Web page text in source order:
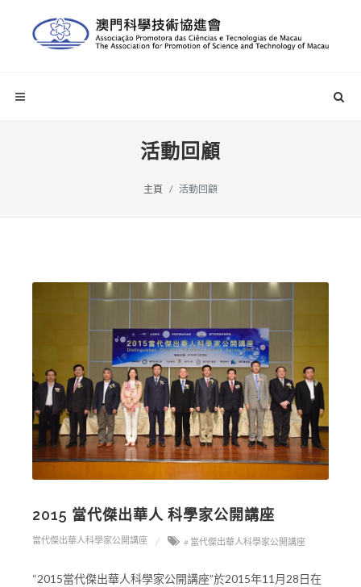
活動回顧
主頁 活動回顧
2015 當代傑出華人 科學家公開講座
當代傑出華人科學家公開講座 # 當代傑出華人科學家公開講座
“2015當代傑出華人科學家公開講座”於2015年11月28日在